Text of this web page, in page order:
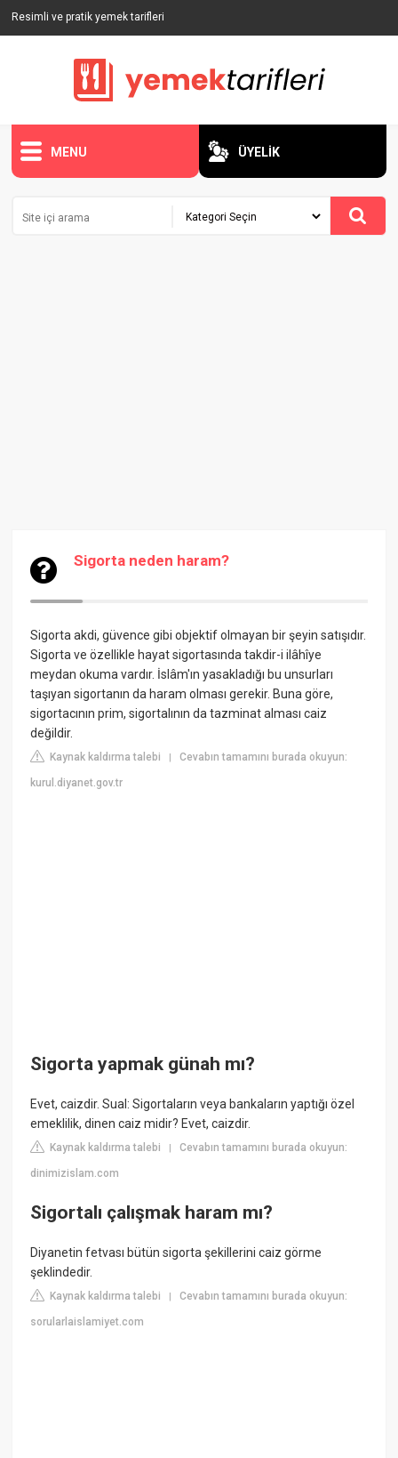
Resimli ve pratik yemek tarifleri
MENU ÜYELİK
Sigorta neden haram?
Sigorta akdi, güvence gibi objektif olmayan bir şeyin satışıdır.
Sigorta ve özellikle hayat sigortasında takdir-i ilâhîye
meydan okuma vardır. İslâm'ın yasakladığı bu unsurları
taşıyan sigortanın da haram olması gerekir. Buna göre,
sigortacının prim, sigortalının da tazminat alması caiz
değildir.
Kaynak kaldırma talebi |Cevabın tamamını burada okuyun:
kurul.diyanet.gov.tr
Sigorta yapmak günah mı?
Evet, caizdir. Sual: Sigortaların veya bankaların yaptığı özel
emeklilik, dinen caiz midir? Evet, caizdir.
Kaynak kaldırma talebi |Cevabın tamamını burada okuyun:
dinimizislam.com
Sigortalı çalışmak haram mı?
Diyanetin fetvası bütün sigorta şekillerini caiz görme
şeklindedir.
Kaynak kaldırma talebi |Cevabın tamamını burada okuyun:
sorularlaislamiyet.com